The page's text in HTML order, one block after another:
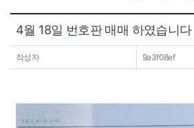
공지사항
이용후기
4월 18일 번호판 매매 하였습니다
작성자 9a3f08ef